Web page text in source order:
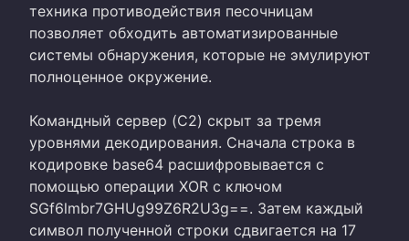
техника противодействия песочницам
позволяет обходить автоматизированные
системы обнаружения, которые не эмулируют
полноценное окружение.
Командный сервер (C2) скрыт за тремя
уровнями декодирования. Сначала строка в
кодировке base64 расшифровывается с
помощью операции XOR с ключом
SGf6lmbr7GHUg99Z6R2U3g==. Затем каждый
символ полученной строки сдвигается на 17